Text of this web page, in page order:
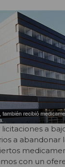
a
a abandonar
con un